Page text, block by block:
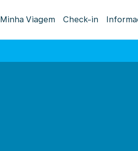
Minha Viagem Check-in